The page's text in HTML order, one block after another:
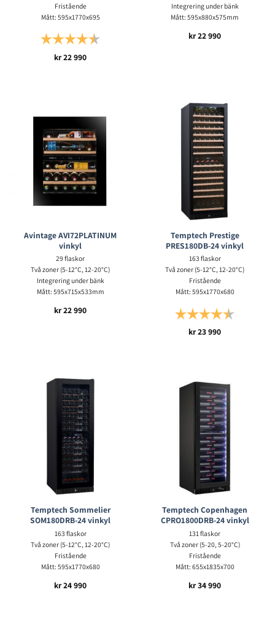
Fristående
Mått: 595x1770x695
Betyg:
kr22 990
Integrering under bänk
Mått: 595x880x575mm
kr22 990
Avintage AVI72PLATINUM
vinkyl
29 flaskor
Två zoner (5-12°C, 12-20°C)
Integrering under bänk
Mått: 595x715x533mm
kr22 990
Temptech Prestige
PRES180DB-24 vinkyl
163 flaskor
Två zoner (5-12°C, 12-20°C)
Fristående
Mått: 595x1770x680
Betyg:
kr23 990
Temptech Sommelier
SOM180DRB-24 vinkyl
163 flaskor
Två zoner (5-12°C, 12-20°C)
Fristående
Mått: 595x1770x680
kr24 990
Temptech Copenhagen
CPRO1800DRB-24 vinkyl
131 flaskor
Två zoner (5-20, 5-20°C)
Fristående
Mått: 655x1835x700
kr34 990